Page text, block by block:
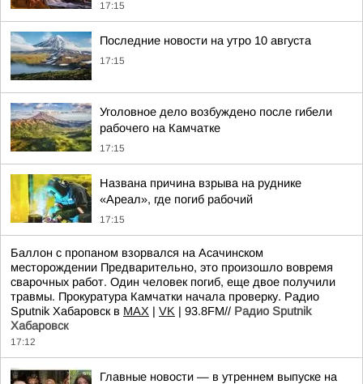
17:15
Последние новости на утро 10 августа
17:15
Уголовное дело возбуждено после гибели
рабочего на Камчатке
17:15
Названа причина взрыва на руднике
«Ареал», где погиб рабочий
17:15
Баллон с пропаном взорвался на Асачинском
месторождении Предварительно, это произошло вовремя
сварочных работ. Один человек погиб, еще двое получили
травмы. Прокуратура Камчатки начала проверку. Радио
Sputnik Хабаровск в MAX | VK | 93.8FM// Радио Sputnik
Хабаровск
17:12
Главные новости — в утреннем выпуске на